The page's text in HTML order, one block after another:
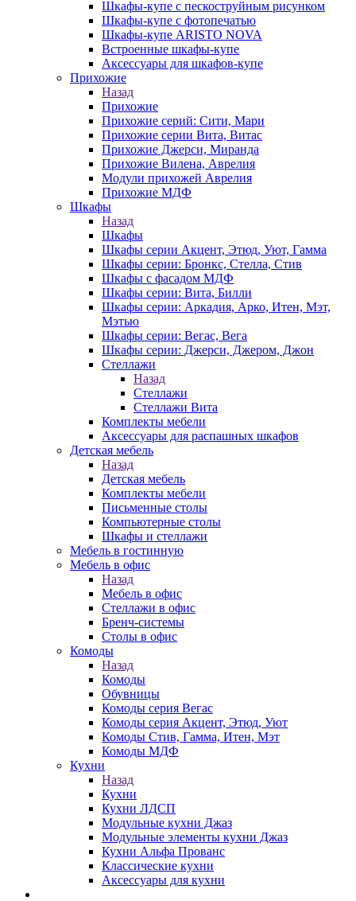
Шкафы-купе с пескоструйным рисунком
Шкафы-купе с фотопечатью
Шкафы-купе ARISTO NOVA
Встроенные шкафы-купе
Аксессуары для шкафов-купе
Прихожие
Назад
Прихожие
Прихожие серий: Сити, Мари
Прихожие серии Вита, Витас
Прихожие Джерси, Миранда
Прихожие Вилена, Аврелия
Модули прихожей Аврелия
Прихожие МДФ
Шкафы
Назад
Шкафы
Шкафы серии Акцент, Этюд, Уют, Гамма
Шкафы серии: Бронкс, Стелла, Стив
Шкафы с фасадом МДФ
Шкафы серии: Вита, Билли
Шкафы серии: Аркадия, Арко, Итен, Мэт,
Мэтью
Шкафы серии: Вегас, Вега
Шкафы серии: Джерси, Джером, Джон
Стеллажи
Назад
Стеллажи
Стеллажи Вита
Комплекты мебели
Аксессуары для распашных шкафов
Детская мебель
Назад
Детская мебель
Комплекты мебели
Письменные столы
Компьютерные столы
Шкафы и стеллажи
Мебель в гостинную
Мебель в офис
Назад
Мебель в офис
Стеллажи в офис
Бренч-системы
Столы в офис
Комоды
Назад
Комоды
Обувницы
Комоды серия Вегас
Комоды серия Акцент, Этюд, Уют
Комоды Стив, Гамма, Итен, Мэт
Комоды МДФ
Кухни
Назад
Кухни
Кухни ЛДСП
Модульные кухни Джаз
Модульные элементы кухни Джаз
Кухни Альфа Прованс
Классические кухни
Аксессуары для кухни